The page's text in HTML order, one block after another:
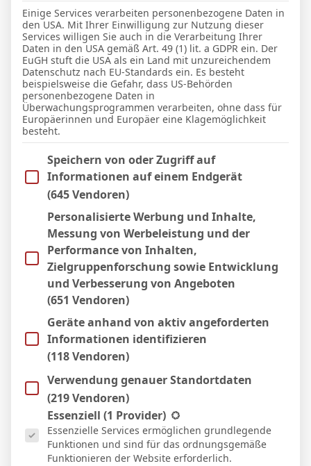
11 Apr. 2026
Heim
S
1:0
3 Apr. 2026
Auswärts
N
1:0
13 Feb. 2026
Heim 0:0
7 Feb. 2026
Auswärts 3:1
31 Jan. 2026
Heim
N
1:3
23 Jan. 2026
Auswärts
N
3:2
19 Jan. 2026
Heim
19 Okt. 2025
Heim
U
0:0
Einige Services verarbeiten personenbezogene Daten in
den USA. Mit Ihrer Einwilligung zur Nutzung dieser
Services willigen Sie auch in die Verarbeitung Ihrer
Daten in den USA gemäß Art. 49 (1) lit. a GDPR ein. Der
EuGH stuft die USA als ein Land mit unzureichendem
Datenschutz nach EU-Standards ein. Es besteht
beispielsweise die Gefahr, dass US-Behörden
personenbezogene Daten in
Überwachungsprogrammen verarbeiten, ohne dass für
Europäerinnen und Europäer eine Klagemöglichkeit
besteht.
Im Folgenden finden Sie eine Liste der Zwecke des IAB
Speichern von oder Zugriff auf
Informationen auf einem Endgerät
(645 Vendoren)
Personalisierte Werbung und Inhalte,
Messung von Werbeleistung und der
Performance von Inhalten,
Zielgruppenforschung sowie Entwicklung
und Verbesserung von Angeboten
(651 Vendoren)
Geräte anhand von aktiv angeforderten
Informationen identifizieren
(118 Vendoren)
Verwendung genauer Standortdaten
(219 Vendoren)
Es folgt eine Liste der Service-Gruppen, für die eine
Essenziell (1 Provider)
Essenzielle Services ermöglichen grundlegende
Funktionen und sind für das ordnungsgemäße
Funktionieren der Website erforderlich.